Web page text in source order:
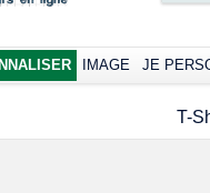
IMAGE JE
T-